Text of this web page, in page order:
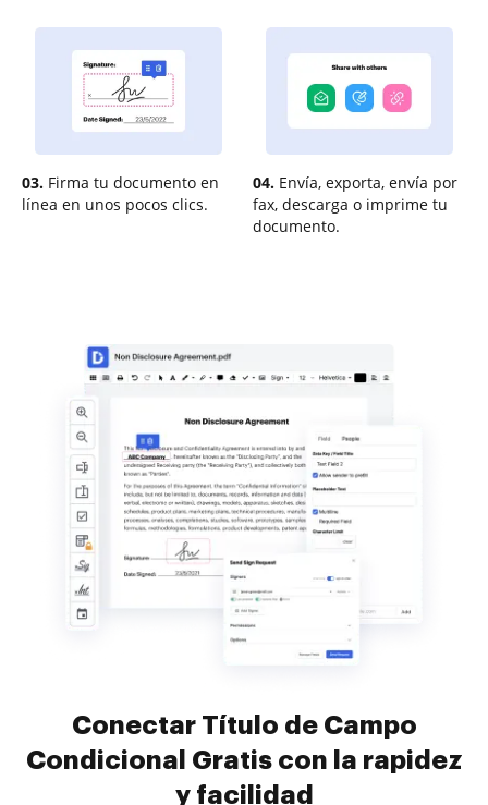
03. Firma tu documento en
línea en unos pocos clics.
04. Envía, exporta, envía por
fax, descarga o imprime tu
documento.
Conectar Título de Campo
Condicional Gratis con la rapidez
y facilidad